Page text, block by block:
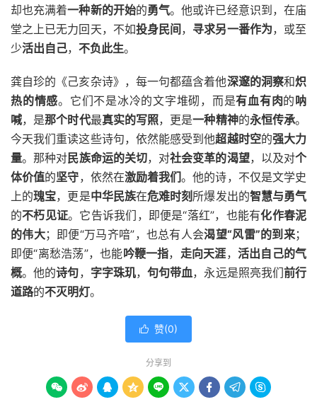
却也充满着一种新的开始的勇气。他或许已经意识到，在庙
堂之上已无力回天，不如投身民间 ， 寻求另一番作为，或至
少活出自己， 不负此生。
龚自珍的《己亥杂诗》，每一句都蕴含着他深邃的洞察和炽
热的情感。它们不是冰冷的文字堆砌，而是有血有肉的呐
喊，是那个时代最真实的写照，更是一种精神的永恒传承。
今天我们重读这些诗句，依然能感受到他超越时空的强大力
量。那种对民族命运的关切，对社会变革的渴望，以及对个
体价值的坚守，依然在激励着我们。他的诗，不仅是文学史
上的瑰宝，更是中华民族在危难时刻 所爆发出的智慧与勇气
的不朽见证。它告诉我们，即便是“落红”，也能有化作春泥
的伟大；即便“万马齐喑”，也总有人会渴望“风雷”的到来；
即便“离愁浩荡”，也能吟鞭一指， 走向天涯， 活出自己的气
概。他的诗句， 字字珠玑，句句带血，永远是照亮我们前行
道路的不灭明灯。
 赞(0)
分享到
        